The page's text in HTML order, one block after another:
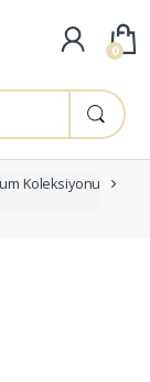
Koleksiyonu
0